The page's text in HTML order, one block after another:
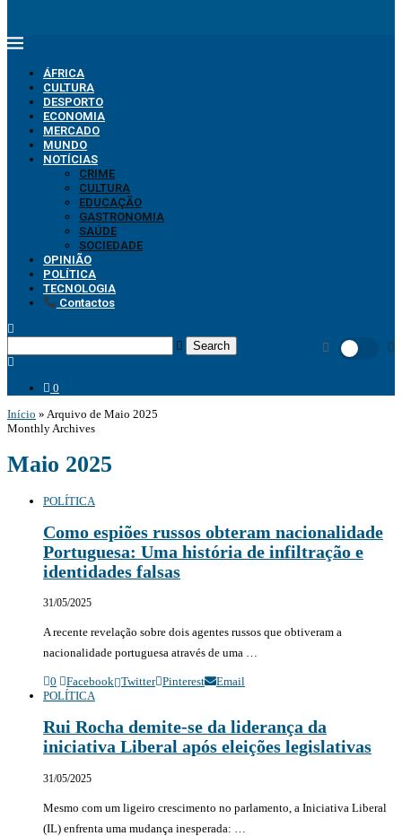
ÁFRICA
CULTURA
DESPORTO
ECONOMIA
MERCADO
MUNDO
NOTÍCIAS
CRIME
CULTURA
EDUCAÇÃO
GASTRONOMIA
SAÚDE
SOCIEDADE
OPINIÃO
POLÍTICA
TECNOLOGIA
Contactos
Search
0
Início » Arquivo de Maio 2025
Monthly Archives
Maio 2025
POLÍTICA
Como espiões russos obteram nacionalidade
Portuguesa: Uma história de infiltração e
identidades falsas
31/05/2025
A recente revelação sobre dois agentes russos que obtiveram a
nacionalidade portuguesa através de uma …
0 Facebook Twitter Pinterest
Email
POLÍTICA
Rui Rocha demite-se da liderança da
iniciativa Liberal após eleições legislativas
31/05/2025
Mesmo com um ligeiro crescimento no parlamento, a Iniciativa Liberal
(IL) enfrenta uma mudança inesperada: …